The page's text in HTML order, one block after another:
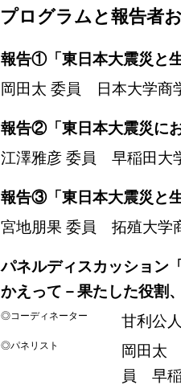
プログラムと報告者
報告①「東日本大震災と
岡田太 委員 日本大学商
報告②「東日本大震災に
江澤雅彦 委員 早稲田大
報告③「東日本大震災と
宮地朋果 委員 拓殖大学
パネルディスカッション
かえって－果たした役割
◎コーディネーター 甘利公
◎パネリスト
岡田太
員 早稲